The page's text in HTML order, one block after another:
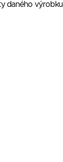
daného výrobku